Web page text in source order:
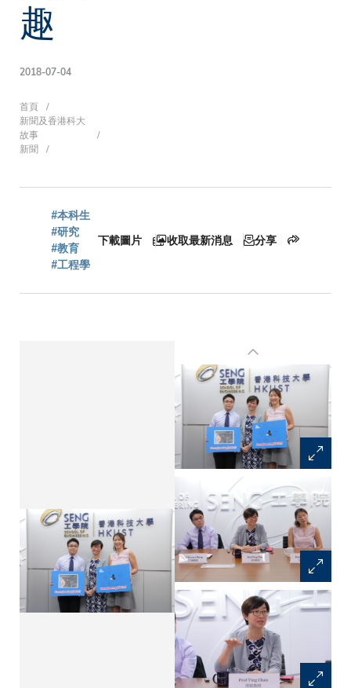
趣
2018-07-04
導
航
連
結
首頁
新聞及香港科大
故事
新聞
#本科生
#研究
#教育
#工程學
下載圖片 收取最新消息 分享